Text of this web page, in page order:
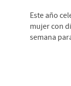
Este año
mujer con
semana